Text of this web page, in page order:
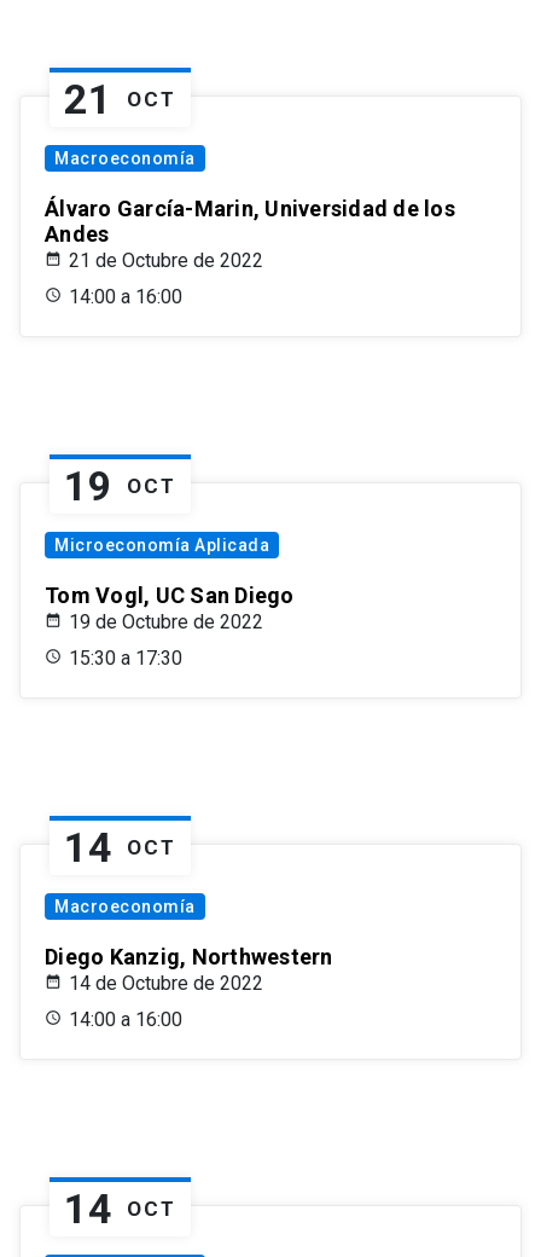
21 OCT
Macroeconomía
Álvaro García-Marin, Universidad de los
Andes
21 de Octubre de 2022
14:00 a 16:00
19 OCT
Microeconomía Aplicada
Tom Vogl, UC San Diego
19 de Octubre de 2022
15:30 a 17:30
14 OCT
Macroeconomía
Diego Kanzig, Northwestern
14 de Octubre de 2022
14:00 a 16:00
14 OCT